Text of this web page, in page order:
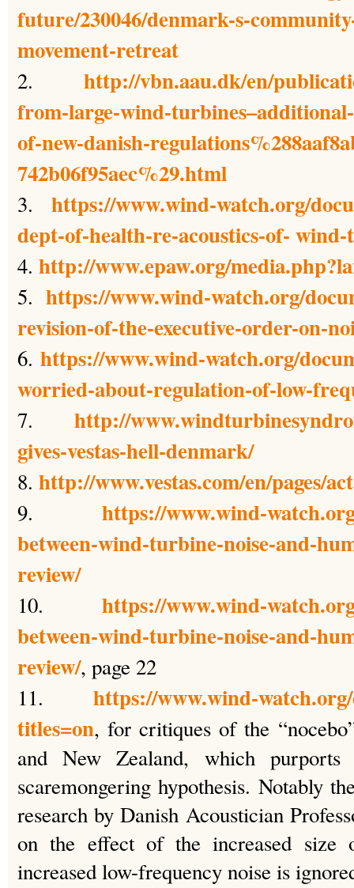
future/230046/denmark-s-
movement-retreat
2. http://vbn.aau.dk/en/
from-large-wind-turbines–additional-
of-new-danish-
742b06f95aec%29.html
3. https://www.wind-watch.org/
dept-of-health-re-acoustics-of-
4. http://www.epaw.org/
5. https://www.wind-watch.org/
revision-of-the-executive-order-on-
6. https://www.wind-watch.org/
worried-about-regulation-of-low-
7. http://
gives-vestas-hell-denmark/
8. http://www.vestas.com/en/pages/
9. https://www.wind-
between-wind-turbine-noise-and-
review/
10. https://www.wind-
between-wind-turbine-noise-and-
review/, page 22
11. https://www.wind-
titles=on, for critiques of the
and New Zealand, which
scaremongering hypothesis. Notably
research by Danish Acoustician
on the effect of the increased size
increased low-frequency noise is